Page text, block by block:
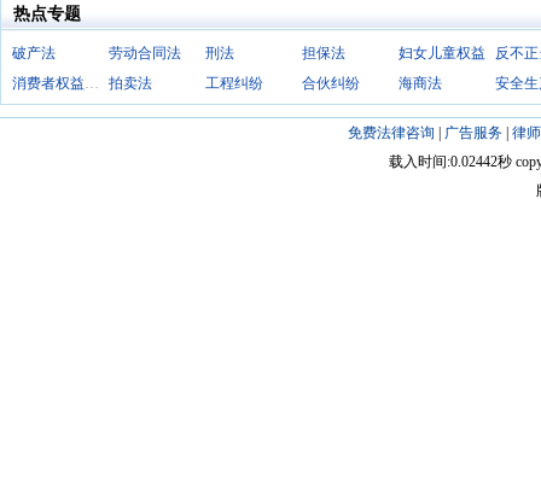
热点专题
破产法 劳动合同法 刑法 担保法
妇女儿童权益
消费者权益保护法
拍卖法 工程纠纷 合伙纠纷 海商法 安全
免费法律咨询 广告服务| 律
载入时间:0.02442秒